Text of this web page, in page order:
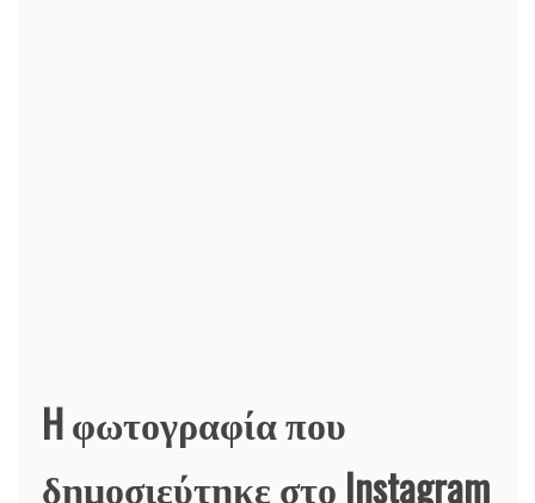
H φωτογραφία που
δημοσιεύτηκε στο Instagram